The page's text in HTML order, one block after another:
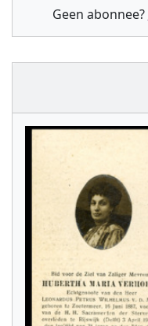
Geen abonnee?